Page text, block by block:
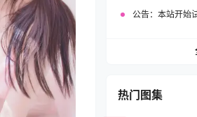
公告： 本站开始
热门图集